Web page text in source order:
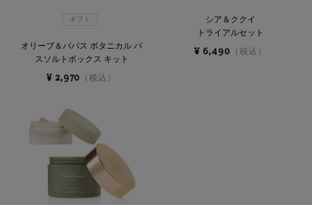
ギフト
オリーブ＆ババス ボタニカル バ
スソルトボックス キット
¥ 2,970 （税込）
シア＆ククイ
トライアルセット
¥ 6,490 （税込）